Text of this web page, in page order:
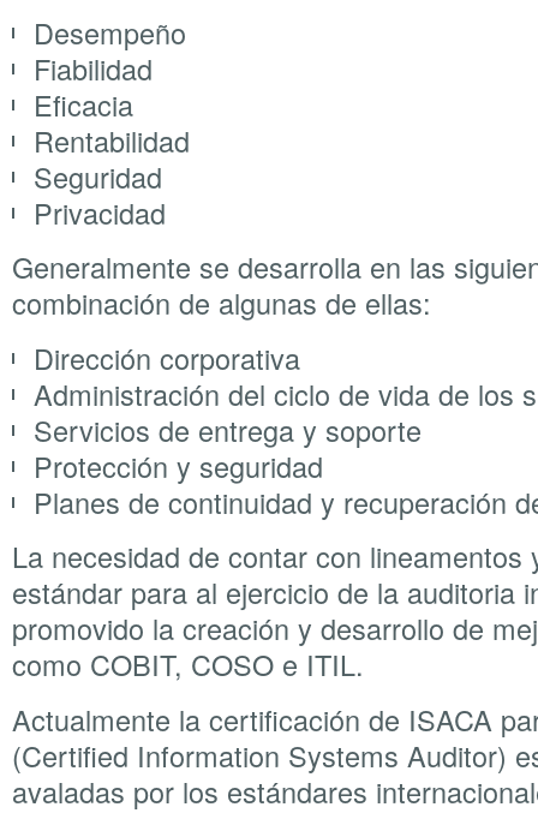
Desempeño
Fiabilidad
Eficacia
Rentabilidad
Seguridad
Privacidad
Generalmente se desarrolla en las
combinación de algunas de ellas:
Dirección corporativa
Administración del ciclo de vida de los
Servicios de entrega y soporte
Protección y seguridad
Planes de continuidad y recuperación
La necesidad de contar con lineamentos
estándar para al ejercicio de la auditoria
promovido la creación y desarrollo de
como COBIT, COSO e ITIL.
Actualmente la certificación de ISACA
(Certified Information Systems Auditor)
avaladas por los estándares